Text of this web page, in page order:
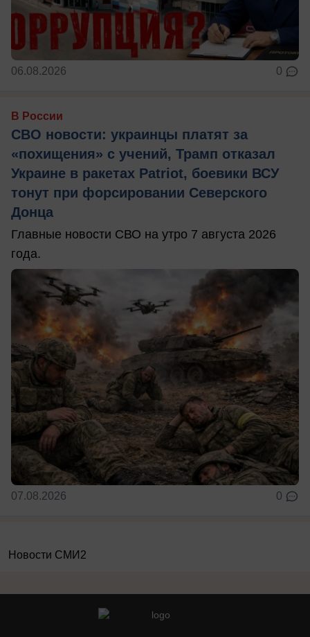
06.08.2026 0
В России
СВО новости: украинцы платят за
«похищения» с учений, Трамп отказал
Украине в ракетах Patriot, боевики ВСУ
тонут при форсировании Северского
Донца
Главные новости СВО на утро 7 августа 2026
года.
07.08.2026 0
Новости СМИ2